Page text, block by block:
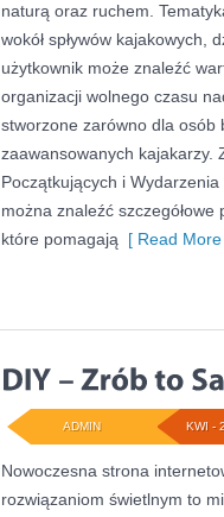
naturą oraz ruchem.
wokół spływów kajakowych,
użytkownik może znaleźć
organizacji wolnego czasu
stworzone zarówno dla osób
zaawansowanych kajakarzy.
Początkujących i
można znaleźć
które pomagają [ Read
KWI -
ADMIN
Nowoczesna strona
rozwiązaniom świetlnym to